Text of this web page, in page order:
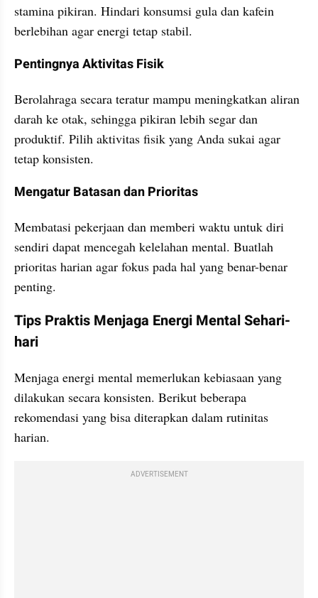
stamina pikiran. Hindari konsumsi gula dan kafein
berlebihan agar energi tetap stabil.
Pentingnya Aktivitas Fisik
Berolahraga secara teratur mampu meningkatkan aliran
darah ke otak, sehingga pikiran lebih segar dan
produktif. Pilih aktivitas fisik yang Anda sukai agar
tetap konsisten.
Mengatur Batasan dan Prioritas
Membatasi pekerjaan dan memberi waktu untuk diri
sendiri dapat mencegah kelelahan mental. Buatlah
prioritas harian agar fokus pada hal yang benar-benar
penting.
Tips Praktis Menjaga Energi Mental Sehari-
hari
Menjaga energi mental memerlukan kebiasaan yang
dilakukan secara konsisten. Berikut beberapa
rekomendasi yang bisa diterapkan dalam rutinitas
harian.
ADVERTISEMENT